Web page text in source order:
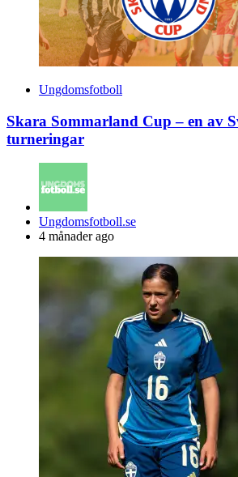
Ungdomsfotboll
Skara Sommarland Cup – en av
turneringar
Posted
by
Ungdomsfotboll.se
4 månader ago